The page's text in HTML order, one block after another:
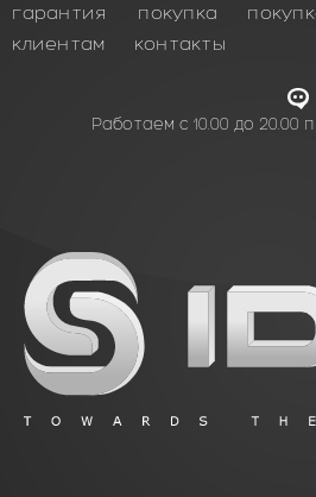
гарантия
покупка
клиентам
контакты
Работаем с 10.00 до 20.00